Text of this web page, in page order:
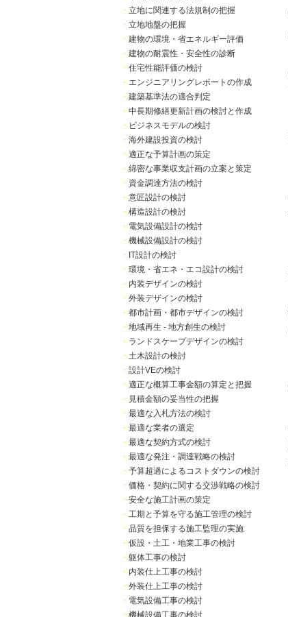
・ 立地に関連する法規制の把握
・ 立地地盤の把握
・ 建物の環境・省エネルギー評価
・ 建物の耐震性・安全性の診断
・ 住宅性能評価の検討
・ エンジニアリングレポートの作成
・ 建築基準法の適合判定
・ 中長期修繕更新計画の検討と作成
・ ビジネスモデルの検討
・ 海外建設投資の検討
・ 適正な予算計画の策定
・ 綿密な事業収支計画の立案と策定
・ 資金調達方法の検討
・ 意匠設計の検討
・ 構造設計の検討
・ 電気設備設計の検討
・ 機械設備設計の検討
・ IT設計の検討
・ 環境・省エネ・エコ設計の検討
・ 内装デザインの検討
・ 外装デザインの検討
・ 都市計画・都市デザインの検討
・ 地域再生 - 地方創生の検討
・ ランドスケープデザインの検討
・ 土木設計の検討
・ 設計VEの検討
・ 適正な概算工事金額の算定と把握
・ 見積金額の妥当性の把握
・ 最適な入札方法の検討
・ 最適な業者の選定
・ 最適な契約方式の検討
・ 最適な発注・調達戦略の検討
・ 予算超過によるコストダウンの検討
・ 価格・契約に関する交渉戦略の検討
・ 安全な施工計画の策定
・ 工期と予算を守る施工管理の検討
・ 品質を担保する施工監理の実施
・ 仮設・土工・地業工事の検討
・ 躯体工事の検討
・ 内装仕上工事の検討
・ 外装仕上工事の検討
・ 電気設備工事の検討
・ 機械設備工事の検討